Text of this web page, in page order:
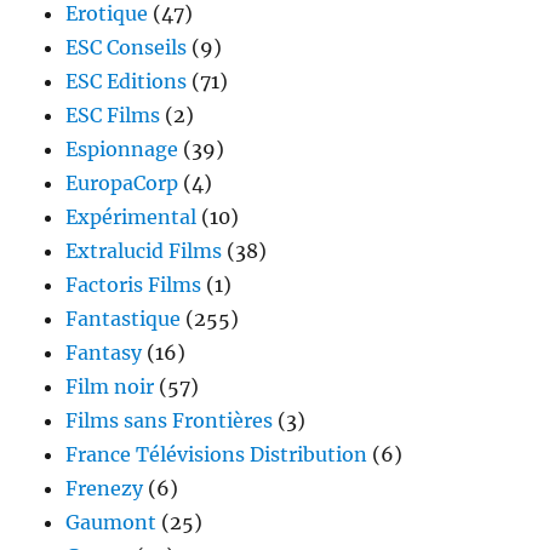
Erotique (47)
ESC Conseils (9)
ESC Editions (71)
ESC Films (2)
Espionnage (39)
EuropaCorp (4)
Expérimental (10)
Extralucid Films (38)
Factoris Films (1)
Fantastique (255)
Fantasy(16)
Film noir (57)
Films sans Frontières (3)
France Télévisions Distribution (6)
Frenezy(6)
Gaumont (25)